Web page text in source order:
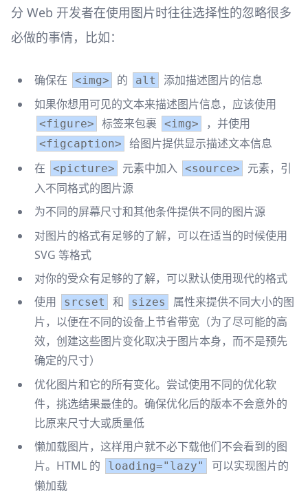
分 Web 开发者在使用图片时往往选择性的忽略很多
必做的事情，比如：
确保在 <img> 的 alt
添加描述图片的信息
如果你想用可见的文本来描述图片信息，应该使用
<figure> 标签来包裹 <img> ，并使用
<figcaption>
给图片提供显示描述文本信息
在
<picture> 元素中加入 <source>
元素，引
入不同格式的图片源
为不同的屏幕尺寸和其他条件提供不同的图片源
对图片的格式有足够的了解，可以在适当的时候使用
SVG 等格式
对你的受众有足够的了解，可以默认使用现代的格式
使用
srcset 和 sizes
属性来提供不同大小的图
片，以便在不同的设备上节省带宽（为了尽可能的高
效，创建这些图片变化取决于图片本身，而不是预先
确定的尺寸）
优化图片和它的所有变化。尝试使用不同的优化软
件，挑选结果最佳的。确保优化后的版本不会意外的
比原来尺寸大或质量低
懒加载图片，这样用户就不必下载他们不会看到的图
片。HTML 的
loading="lazy"
可以实现图片的
懒加载